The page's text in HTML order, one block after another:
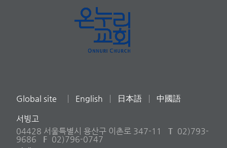
Global site English 日本語 中國語
서빙고
04428 서울특별시 용산구 이촌로 347-11
T 02)793-
9686
F 02)796-0747